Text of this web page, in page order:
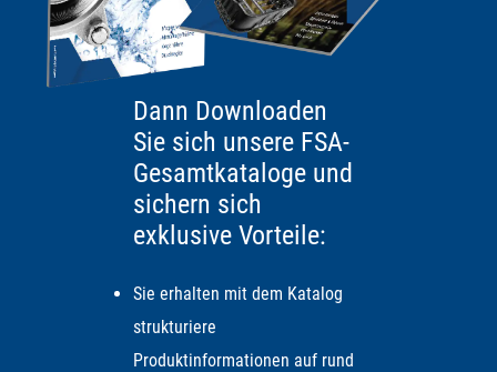
Dann Downloaden
Sie sich unsere FSA-
Gesamtkataloge und
sichern sich
exklusive Vorteile:
Sie erhalten mit dem Katalog
strukturiere
Produktinformationen auf rund